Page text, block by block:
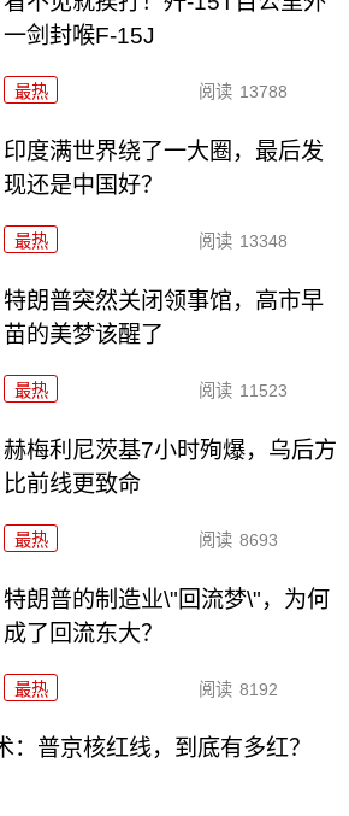
一剑封喉F-15J
最热 阅读 13788
印度满世界绕了一大圈，最后发
现还是中国好？
最热 阅读 13348
特朗普突然关闭领事馆，高市早
苗的美梦该醒了
最热 阅读 11523
赫梅利尼茨基7小时殉爆，乌后方
比前线更致命
最热 阅读 8693
特朗普的制造业\"回流梦\"，为何
成了回流东大？
最热 阅读 8192
：普京核红线，到底有多红？